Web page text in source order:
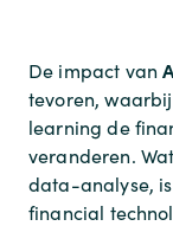
De impact van
tevoren,
learning de
veranderen.
data-analyse,
financial